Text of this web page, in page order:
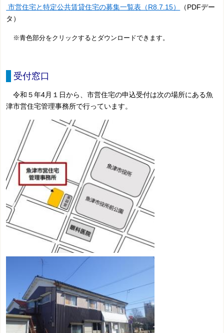
市営住宅と特定公共賃貸住宅の募集一覧表（R8.7.15）
（PDFデー
タ）
※青色部分をクリックするとダウンロードできます。
受付窓口
令和５年4月１日から、市営住宅の申込受付は次の場所にある魚
津市営住宅管理事務所で行っています。